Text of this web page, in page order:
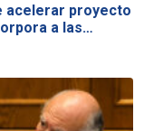
acelerar proyecto
a las…